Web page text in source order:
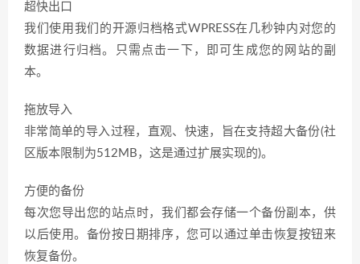
超快出口
我们使用我们的开源归档格式WPRESS在几秒钟内对您的
数据进行归档。只需点击一下，即可生成您的网站的副
本。
拖放导入
非常简单的导入过程，直观、快速，旨在支持超大备份(社
区版本限制为512MB，这是通过扩展实现的)。
方便的备份
每次您导出您的站点时，我们都会存储一个备份副本，供
以后使用。备份按日期排序，您可以通过单击恢复按钮来
恢复备份。